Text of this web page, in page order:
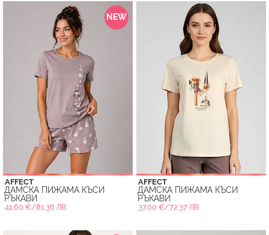
NEW
AFFECT
ДАМСКА ПИЖАМА КЪСИ
РЪКАВИ
41.60 €/81.36 ЛВ.
AFFECT
ДАМСКА ПИЖАМА КЪСИ
РЪКАВИ
37.00 €/72.37 ЛВ.